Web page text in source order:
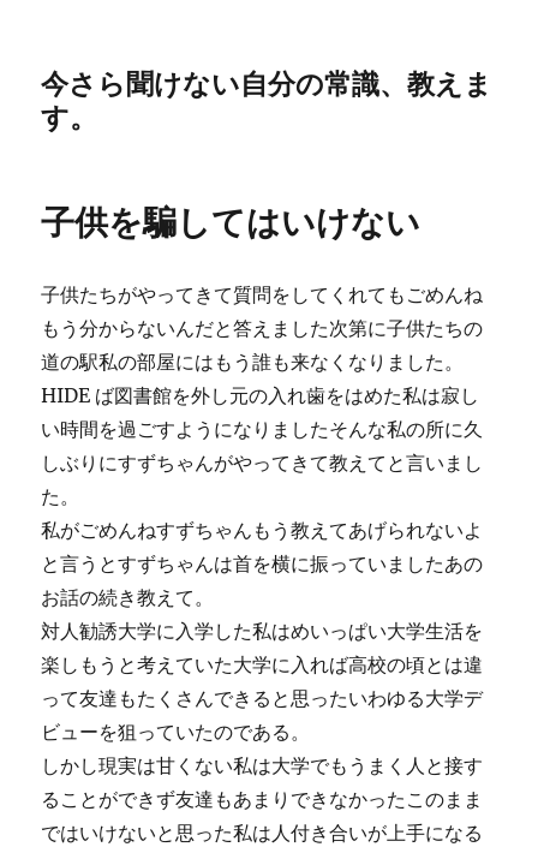
今さら聞けない自分の常識、教えま
す。
子供を騙してはいけない
子供たちがやってきて質問をしてくれてもごめんね
もう分からないんだと答えました次第に子供たちの
道の駅私の部屋にはもう誰も来なくなりました。
HIDE ば図書館を外し元の入れ歯をはめた私は寂し
い時間を過ごすようになりましたそんな私の所に久
しぶりにすずちゃんがやってきて教えてと言いまし
た。
私がごめんねすずちゃんもう教えてあげられないよ
と言うとすずちゃんは首を横に振っていましたあの
お話の続き教えて。
対人勧誘大学に入学した私はめいっぱい大学生活を
楽しもうと考えていた大学に入れば高校の頃とは違
って友達もたくさんできると思ったいわゆる大学デ
ビューを狙っていたのである。
しかし現実は甘くない私は大学でもうまく人と接す
ることができず友達もあまりできなかったこのまま
ではいけないと思った私は人付き合いが上手になる